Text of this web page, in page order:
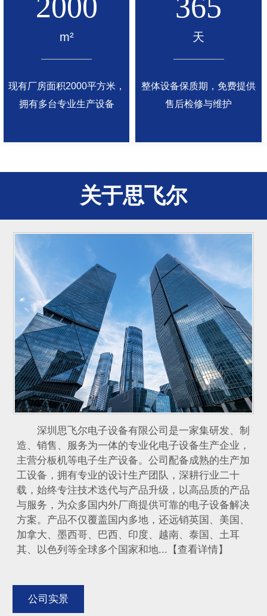
m²
现有厂房面积2000平方米，
拥有多台专业生产设备
天
整体设备保质期，免费提供
售后检修与维护
关于思飞尔
深圳思飞尔电子设备有限公司是一家集研发、制
造、销售、服务为一体的专业化电子设备生产企业，
主营分板机等电子生产设备。公司配备成熟的生产加
工设备，拥有专业的设计生产团队，深耕行业二十
载，始终专注技术迭代与产品升级，以高品质的产品
与服务，为众多国内外厂商提供可靠的电子设备解决
方案。产品不仅覆盖国内多地，还远销英国、美国、
加拿大、墨西哥、巴西、印度、越南、泰国、土耳
其、以色列等全球多个国家和地...【查看详情】
公司实景